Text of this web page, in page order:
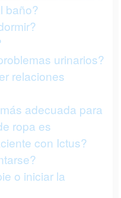
baño?
urinarios?
relaciones
adecuada para
ropa es
con Ictus?
o iniciar la